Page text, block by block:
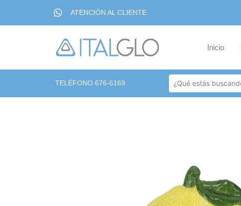
ATENCIÓN AL CLIENTE
Inicio
TELÉFONO 676-6169